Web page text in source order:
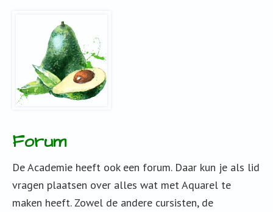
Forum
De Academie heeft ook een forum. Daar kun je als lid
vragen plaatsen over alles wat met Aquarel te
maken heeft. Zowel de andere cursisten, de